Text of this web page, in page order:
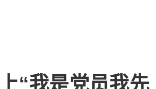
“我是党员我先